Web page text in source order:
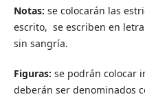
Notas: se colocarán las
escrito, se escriben en
sin sangría.
Figuras: se podrán colocar
deberán ser denominados